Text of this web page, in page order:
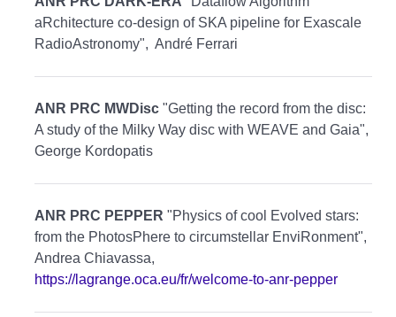
aRchitecture co-design of SKA pipeline for Exascale
RadioAstronomy", André Ferrari
ANR PRC MWDisc "Getting the record from the disc:
A study of the Milky Way disc with WEAVE and Gaia",
George Kordopatis
ANR PRC PEPPER "Physics of cool Evolved stars:
from the PhotosPhere to circumstellar EnviRonment",
Andrea Chiavassa,
https://lagrange.oca.eu/fr/welcome-to-anr-pepper